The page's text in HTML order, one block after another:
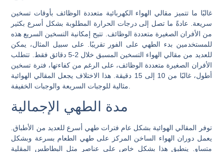
غالبًا ما تتميز مقالي الهواء الكهربائية متعددة الوظائف بأوقات تسخين
سريعة. عادةً ما تصل إلى درجات الحرارة المطلوبة بشكل أسرع بكثير
من الأفران الصغيرة متعددة الوظائف. تتيح إمكانية التسخين السريع هذه
للمستخدمين بدء الطهي على الفور تقريبًا. على سبيل المثال، يمكن
للعديد من مقالي الهواء التسخين المسبق خلال 2-5 دقائق فقط. تتطلب
الأفران الصغيرة متعددة الوظائف، على الرغم من كفاءتها، فترة تسخين
أطول، غالبًا من 10 إلى 15 دقيقة. هذا الاختلاف يجعل المقالي الهوائية
مدة الطهي الإجمالية
توفر المقالي الهوائية بشكل عام فترات طهي أسرع للعديد من الأطباق.
يعمل دوران الهواء الساخن المركز على طهي الطعام بسرعة وبشكل
متساوٍ. ينطبق هذا بشكل خاص على عناصر مثل البطاطس المقلية